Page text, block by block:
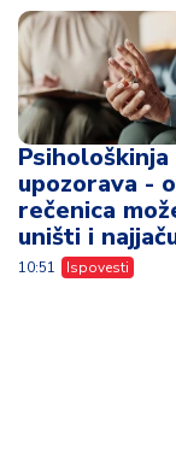
Psihološkinja
upozorava -
rečenica
uništi i
10:51 Ispovesti